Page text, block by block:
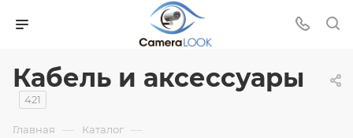
Кабель и аксессуары
421
Главная — Каталог —